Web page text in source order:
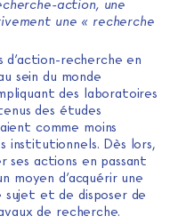
action, une
une « recherche
recherche en
sein du monde
des laboratoires
des études
comme moins
institutionnels. Dès lors,
ses actions en passant
moyen d’acquérir une
et de disposer de
de recherche.